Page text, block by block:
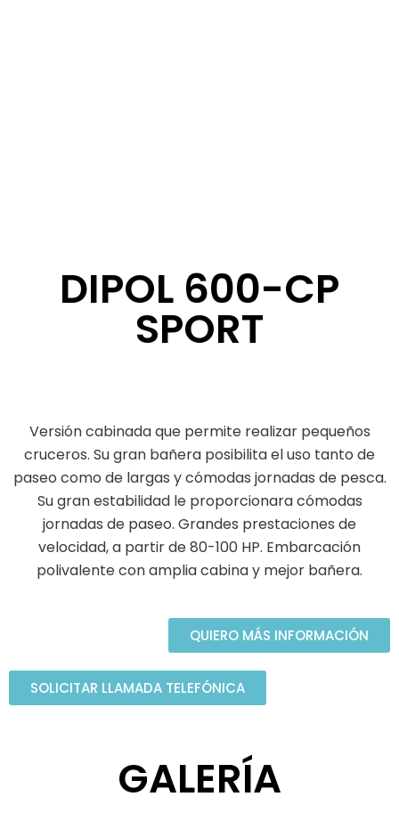
DIPOL 600-CP
SPORT
Versión cabinada que permite realizar pequeños
cruceros. Su gran bañera posibilita el uso tanto de
paseo como de largas y cómodas jornadas de pesca.
Su gran estabilidad le proporcionara cómodas
jornadas de paseo. Grandes prestaciones de
velocidad, a partir de 80-100 HP. Embarcación
polivalente con amplia cabina y mejor bañera.
QUIERO MÁS INFORMACIÓN
SOLICITAR LLAMADA TELEFÓNICA
GALERÍA